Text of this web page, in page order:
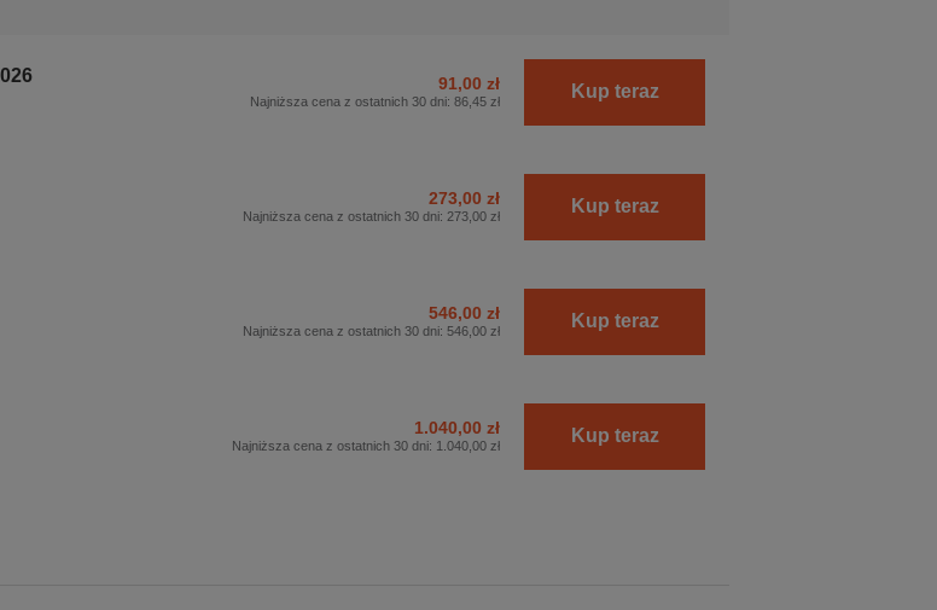
91,00 zł
Najniższa cena z ostatnich 30 dni: 86,45 zł Kup teraz
273,00 zł
Najniższa cena z ostatnich 30 dni: 273,00 zł Kup teraz
546,00 zł
Najniższa cena z ostatnich 30 dni: 546,00 zł Kup teraz
1.040,00 zł
Najniższa cena z ostatnich 30 dni: 1.040,00 zł Kup teraz